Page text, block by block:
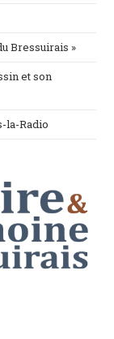
Bressuirais »
et son
la-Radio